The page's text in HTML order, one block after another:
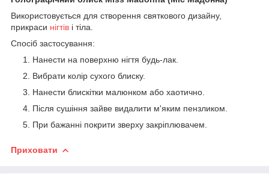
Використовується для створення святкового дизайну,
прикраси нігтів і тіла.
Спосіб застосування:
Нанести на поверхню нігтя будь-лак.
Вибрати колір сухого блиску.
Нанести блискітки малюнком або хаотично.
Після сушіння зайве видалити м'яким пензликом.
При бажанні покрити зверху закріплювачем.
Приховати